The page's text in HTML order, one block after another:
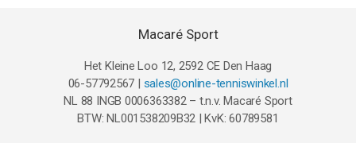
Macaré Sport
Het Kleine Loo 12, 2592 CE Den Haag
06-57792567 | sales@online-tenniswinkel.nl
NL 88 INGB 0006363382 – t.n.v. Macaré Sport
BTW: NL001538209B32 | KvK: 60789581